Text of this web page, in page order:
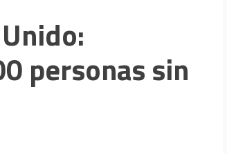
personas sin